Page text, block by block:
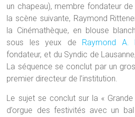
un chapeau), membre fondateur
la scène suivante, Raymond
la Cinémathèque, en blouse
sous les yeux de Raymond A.
fondateur, et du Syndic de
La séquence se conclut par un
premier directeur de l’institution.
Le sujet se conclut sur la «
d’orgue des festivités avec un